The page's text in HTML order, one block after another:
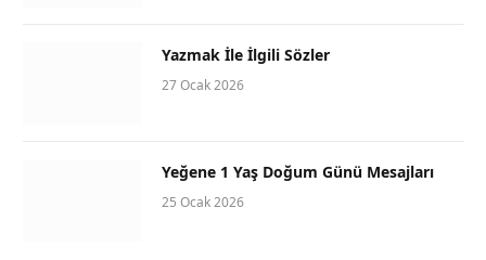
Yazmak İle İlgili Sözler
27 Ocak 2026
Yeğene 1 Yaş Doğum Günü Mesajları
25 Ocak 2026